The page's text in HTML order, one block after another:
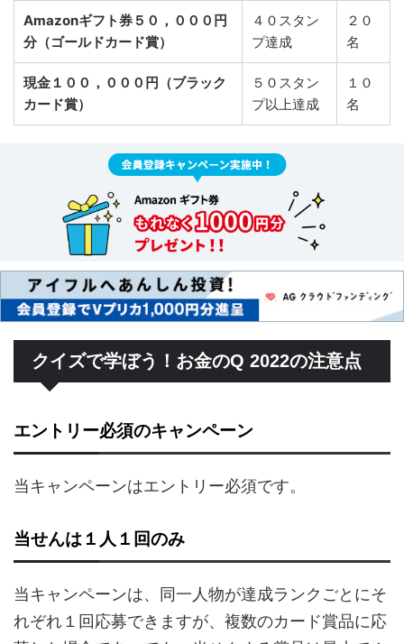
Amazonギフト券５０，０００円
分（ゴールドカード賞）
４０スタン
プ達成
２０
名
現金１００，０００円（ブラック
カード賞）
５０スタン
プ以上達成
１０
名
クイズで学ぼう！お金のQ 2022の注意点
エントリー必須のキャンペーン
当キャンペーンはエントリー必須です。
当せんは１人１回のみ
当キャンペーンは、同一人物が達成ランクごとにそ
れぞれ１回応募できますが、複数のカード賞品に応